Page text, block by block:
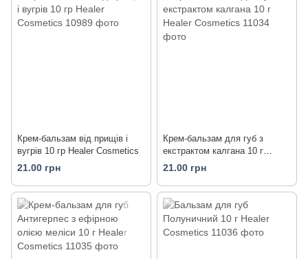
Крем-бальзам від прищів і
вугрів 10 гр Healer Cosmetics
21.00 грн
Крем-бальзам для губ з
екстрактом калгана 10 г
Healer Cosmetics
21.00 грн